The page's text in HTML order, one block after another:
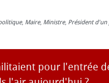
, Maire, Ministre, Président
pour l'entrée